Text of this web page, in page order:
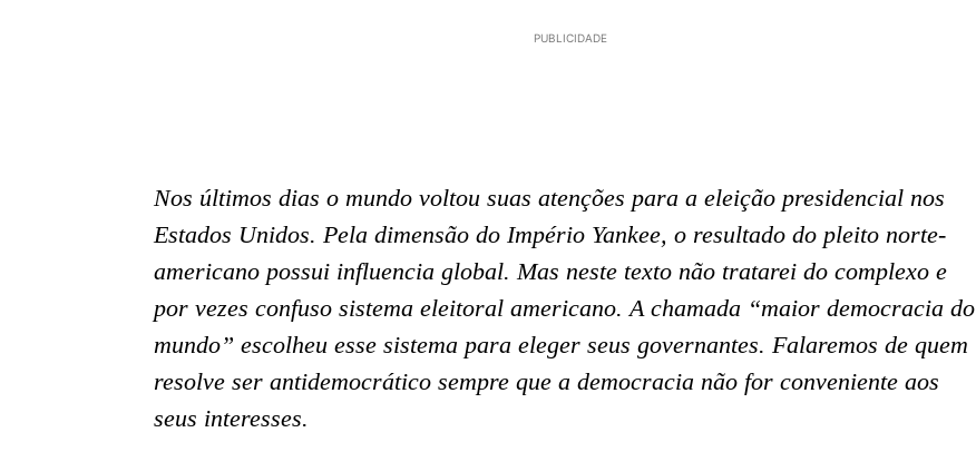
PUBLICIDADE
Nos últimos dias o mundo voltou suas atenções para a eleição presidencial nos
Estados Unidos. Pela dimensão do Império Yankee, o resultado do pleito norte-
americano possui influencia global. Mas neste texto não tratarei do complexo e
por vezes confuso sistema eleitoral americano. A chamada “maior democracia do
mundo” escolheu esse sistema para eleger seus governantes. Falaremos de quem
resolve ser antidemocrático sempre que a democracia não for conveniente aos
seus interesses.